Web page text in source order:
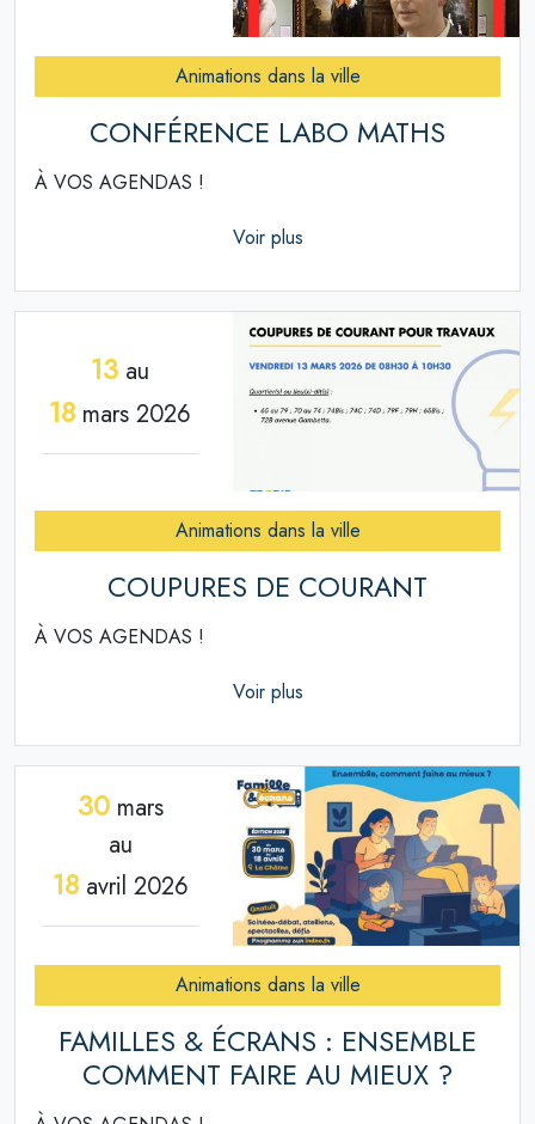
Animations dans la ville
CONFÉRENCE LABO MATHS
À VOS AGENDAS !
Voir plus
13 au
18 mars 2026
Animations dans la ville
COUPURES DE COURANT
À VOS AGENDAS !
Voir plus
30mars
au
18avril 2026
Animations dans la ville
FAMILLES & ÉCRANS : ENSEMBLE
COMMENT FAIRE AU MIEUX ?